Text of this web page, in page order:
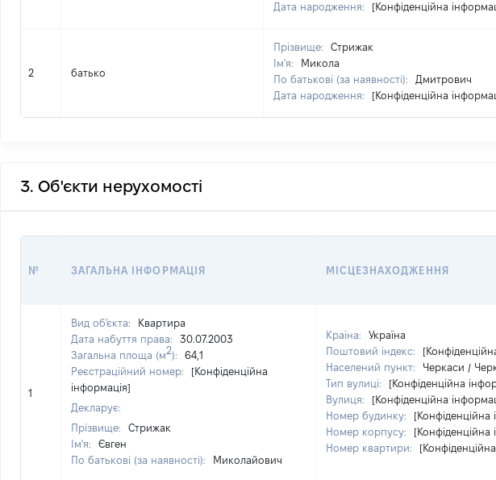
Дата народження:
[Конфіденційна
2 батько
Прізвище:
Стрижак
Ім'я:
Микола
По батькові (за наявності):
Дмитрович
Дата народження:
[Конфіденційна
3. Об'єкти нерухомості
№ ЗАГАЛЬНА ІНФОРМАЦІЯ МІСЦЕЗНАХОДЖЕННЯ
1
Вид об'єкта:
Квартира
Дата набуття права:
30.07.2003
Загальна площа (м2):
64,1
Реєстраційний номер:
[Конфіденційна
інформація]
Декларує:
Прізвище:
Стрижак
Ім'я:
Євген
По батькові (за наявності):
Миколайович
Країна:
Україна
Поштовий індекс:
Населений пункт:
Черкаси /
Тип вулиці:
[Конфіденційна
Вулиця:
[Конфіденційна
Номер будинку:
[Конфіденційна
Номер корпусу:
[Конфіденційна
Номер квартири: